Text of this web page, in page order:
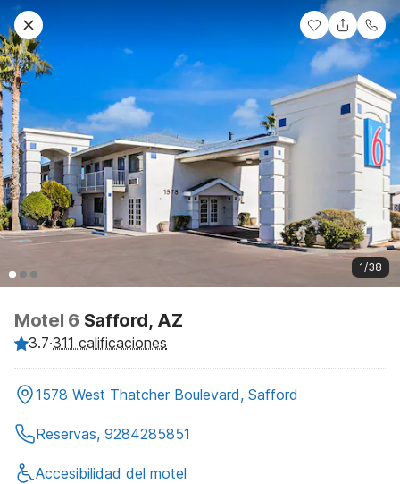
1/38
Motel 6 Safford, AZ
3.7·311 calificaciones
1578 West Thatcher Boulevard, Safford
Reservas, 9284285851
Accesibilidad del motel